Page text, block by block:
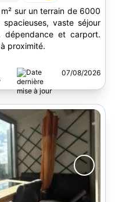
sur un terrain de 6000
vaste séjour
dépendance et carport.
proximité.
07/08/2026